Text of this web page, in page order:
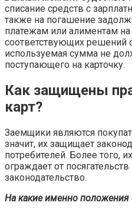
списание средств с
также на погашение
платежам или алиментам
соответствующих решений
используемая сумма не
поступающего на карточку.
Как защищены
карт?
Заемщики являются
значит, их защищает
потребителей. Более того,
ограждает от
законодательство.
На какие именно положения